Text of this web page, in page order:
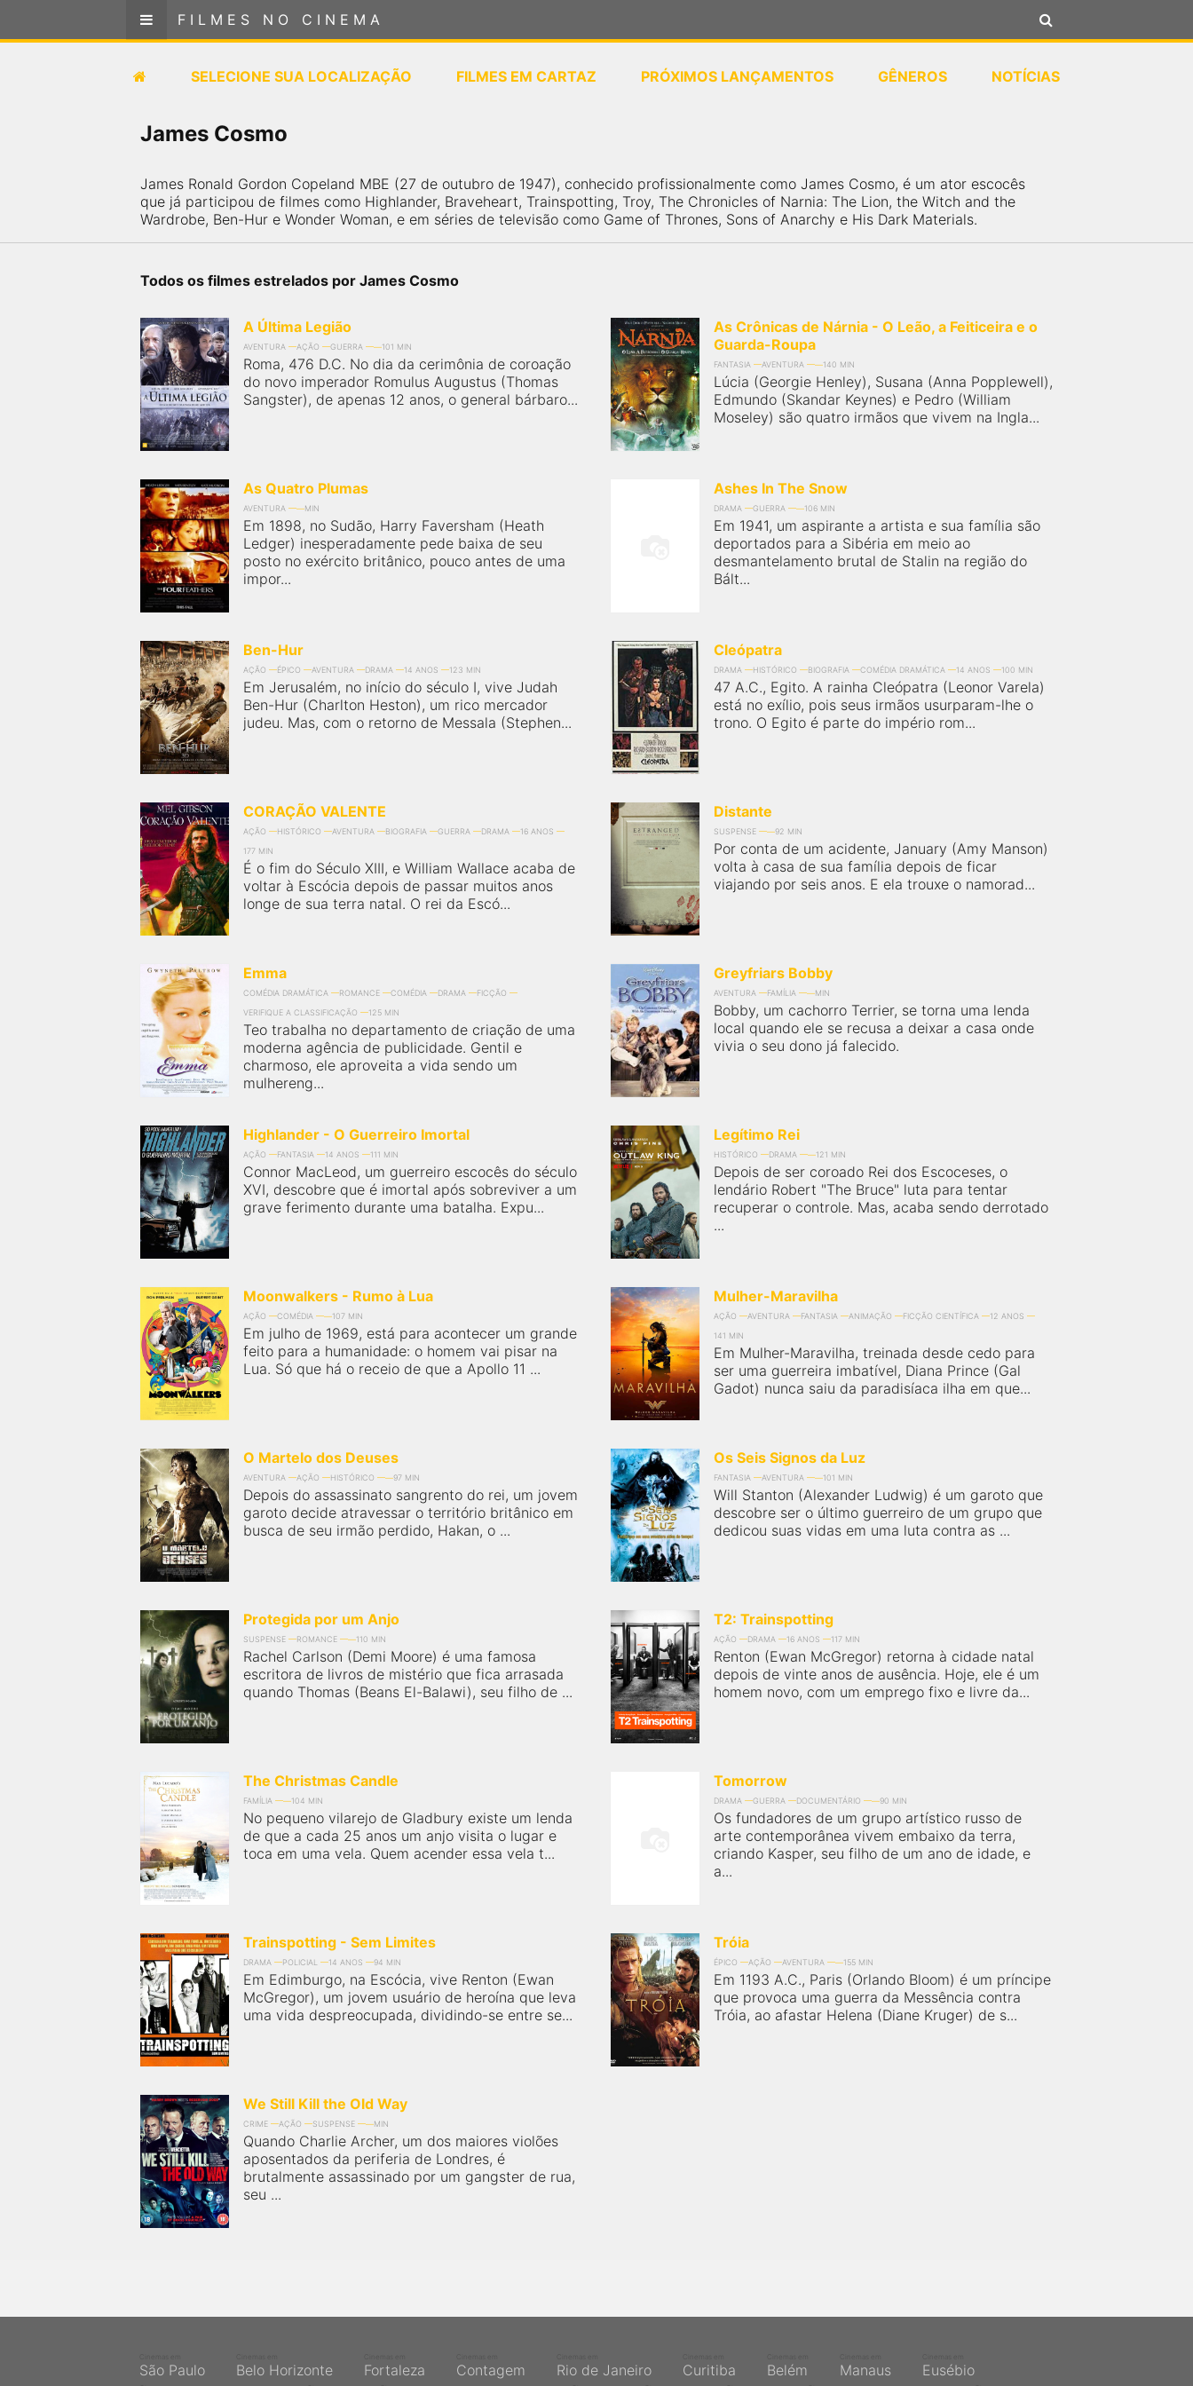
FILMES NO CINEMA
SELECIONE SUA LOCALIZAÇÃO FILMES EM CARTAZ PRÓXIMOS LANÇAMENTOS GÊNEROS NOTÍCIAS
James Cosmo
James Ronald Gordon Copeland MBE (27 de outubro de 1947), conhecido profissionalmente como James Cosmo, é um ator escocês
que já participou de filmes como Highlander, Braveheart, Trainspotting, Troy, The Chronicles of Narnia: The Lion, the Witch and the
Wardrobe, Ben-Hur e Wonder Woman, e em séries de televisão como Game of Thrones, Sons of Anarchy e His Dark Materials.
Todos os filmes estrelados por James Cosmo
A Última Legião
AVENTURA AÇÃO GUERRA 101 MIN
Roma, 476 D.C. No dia da cerimônia de coroação
do novo imperador Romulus Augustus (Thomas
Sangster), de apenas 12 anos, o general bárbaro...
As Crônicas de Nárnia - O Leão, a Feiticeira e o
Guarda-Roupa
FANTASIA AVENTURA 140 MIN
Lúcia (Georgie Henley), Susana (Anna Popplewell),
Edmundo (Skandar Keynes) e Pedro (William
Moseley) são quatro irmãos que vivem na Ingla...
As Quatro Plumas
AVENTURA MIN
Em 1898, no Sudão, Harry Faversham (Heath
Ledger) inesperadamente pede baixa de seu
posto no exército britânico, pouco antes de uma
impor...
Ashes In The Snow
DRAMA GUERRA 106 MIN
Em 1941, um aspirante a artista e sua família são
deportados para a Sibéria em meio ao
desmantelamento brutal de Stalin na região do
Bált...
Ben-Hur
AÇÃO ÉPICO AVENTURA DRAMA 14 ANOS 123 MIN
Em Jerusalém, no início do século I, vive Judah
Ben-Hur (Charlton Heston), um rico mercador
judeu. Mas, com o retorno de Messala (Stephen...
Cleópatra
DRAMA HISTÓRICO BIOGRAFIA COMÉDIA DRAMÁTICA 14 ANOS 100 MIN
47 A.C., Egito. A rainha Cleópatra (Leonor Varela)
está no exílio, pois seus irmãos usurparam-lhe o
trono. O Egito é parte do império rom...
CORAÇÃO VALENTE
AÇÃO HISTÓRICO AVENTURA BIOGRAFIA GUERRA DRAMA
16 ANOS
177 MIN
É o fim do Século XIII, e William Wallace acaba de
voltar à Escócia depois de passar muitos anos
longe de sua terra natal. O rei da Escó...
Distante
SUSPENSE 92 MIN
Por conta de um acidente, January (Amy Manson)
volta à casa de sua família depois de ficar
viajando por seis anos. E ela trouxe o namorad...
Emma
COMÉDIA DRAMÁTICA ROMANCE COMÉDIA DRAMA
FICÇÃO
VERIFIQUE A CLASSIFICAÇÃO
125 MIN
Teo trabalha no departamento de criação de uma
moderna agência de publicidade. Gentil e
charmoso, ele aproveita a vida sendo um
mulhereng...
Greyfriars Bobby
AVENTURA FAMÍLIA MIN
Bobby, um cachorro Terrier, se torna uma lenda
local quando ele se recusa a deixar a casa onde
vivia o seu dono já falecido.
Highlander - O Guerreiro Imortal
AÇÃO FANTASIA 14 ANOS 111 MIN
Connor MacLeod, um guerreiro escocês do século
XVI, descobre que é imortal após sobreviver a um
grave ferimento durante uma batalha. Expu...
Legítimo Rei
HISTÓRICO DRAMA 121 MIN
Depois de ser coroado Rei dos Escoceses, o
lendário Robert "The Bruce" luta para tentar
recuperar o controle. Mas, acaba sendo derrotado
...
Moonwalkers - Rumo à Lua
AÇÃO COMÉDIA 107 MIN
Em julho de 1969, está para acontecer um grande
feito para a humanidade: o homem vai pisar na
Lua. Só que há o receio de que a Apollo 11 ...
Mulher-Maravilha
AÇÃO AVENTURA FANTASIA ANIMAÇÃO FICÇÃO CIENTÍFICA
12 ANOS
141 MIN
Em Mulher-Maravilha, treinada desde cedo para
ser uma guerreira imbatível, Diana Prince (Gal
Gadot) nunca saiu da paradisíaca ilha em que...
O Martelo dos Deuses
AVENTURA AÇÃO HISTÓRICO 97 MIN
Depois do assassinato sangrento do rei, um jovem
garoto decide atravessar o território britânico em
busca de seu irmão perdido, Hakan, o ...
Os Seis Signos da Luz
FANTASIA AVENTURA 101 MIN
Will Stanton (Alexander Ludwig) é um garoto que
descobre ser o último guerreiro de um grupo que
dedicou suas vidas em uma luta contra as ...
Protegida por um Anjo
SUSPENSE ROMANCE 110 MIN
Rachel Carlson (Demi Moore) é uma famosa
escritora de livros de mistério que fica arrasada
quando Thomas (Beans El-Balawi), seu filho de ...
T2: Trainspotting
AÇÃO DRAMA 16 ANOS 117 MIN
Renton (Ewan McGregor) retorna à cidade natal
depois de vinte anos de ausência. Hoje, ele é um
homem novo, com um emprego fixo e livre da...
The Christmas Candle
FAMÍLIA 104 MIN
No pequeno vilarejo de Gladbury existe um lenda
de que a cada 25 anos um anjo visita o lugar e
toca em uma vela. Quem acender essa vela t...
Tomorrow
DRAMA GUERRA DOCUMENTÁRIO 90 MIN
Os fundadores de um grupo artístico russo de
arte contemporânea vivem embaixo da terra,
criando Kasper, seu filho de um ano de idade, e
a...
Trainspotting - Sem Limites
DRAMA POLICIAL 14 ANOS 94 MIN
Em Edimburgo, na Escócia, vive Renton (Ewan
McGregor), um jovem usuário de heroína que leva
uma vida despreocupada, dividindo-se entre se...
Tróia
ÉPICO AÇÃO AVENTURA 155 MIN
Em 1193 A.C., Paris (Orlando Bloom) é um príncipe
que provoca uma guerra da Messência contra
Tróia, ao afastar Helena (Diane Kruger) de s...
We Still Kill the Old Way
CRIME AÇÃO SUSPENSE MIN
Quando Charlie Archer, um dos maiores violões
aposentados da periferia de Londres, é
brutalmente assassinado por um gangster de rua,
seu ...
São Paulo Belo Horizonte Fortaleza Contagem Rio de Janeiro Curitiba Belém Manaus Eusébio
FILMES NO CINEMA
SELECIONE SUA LOCALIZAÇÃO
é o maior localizador de
filmes e sessões de cinema no Brasil. Através dele,
você pode encontrar os filmes no cinema mais
próximos a você ou a qualquer cidade em território
brasileiro. Você pode também acessar informações
sobre cinemas, horários, assistir aos trailers e muito